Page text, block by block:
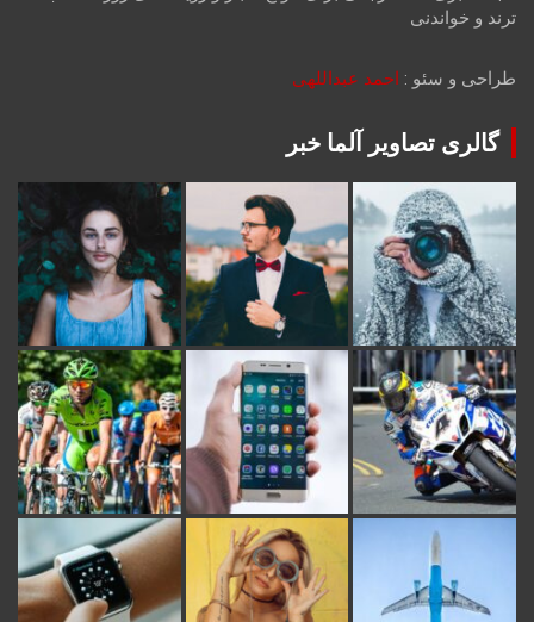
ترند و خواندنی
طراحی و سئو : احمد عبداللهی
گالری تصاویر آلما خبر